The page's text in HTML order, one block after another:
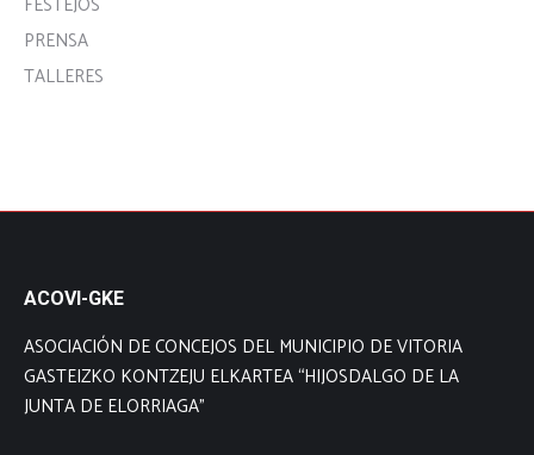
PRENSA
TALLERES
ACOVI-GKE
ASOCIACIÓN DE CONCEJOS DEL MUNICIPIO DE VITORIA
GASTEIZKO KONTZEJU ELKARTEA “HIJOSDALGO DE LA
JUNTA DE ELORRIAGA”